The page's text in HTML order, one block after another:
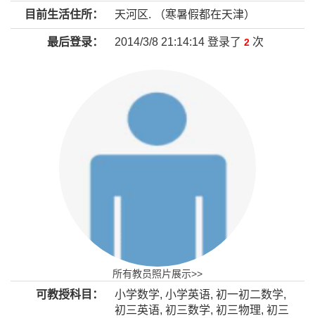
目前生活住所： 天河区. （寒暑假都在天津）
最后登录： 2014/3/8 21:14:14 登录了 2 次
所有教员照片展示>>
可教授科目：
小学数学, 小学英语, 初一初二数学,
初三英语, 初三数学, 初三物理, 初三